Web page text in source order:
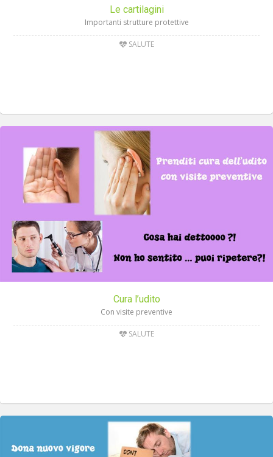
Le cartilagini
Importanti strutture protettive
SALUTE
Cura l’udito
Con visite preventive
SALUTE